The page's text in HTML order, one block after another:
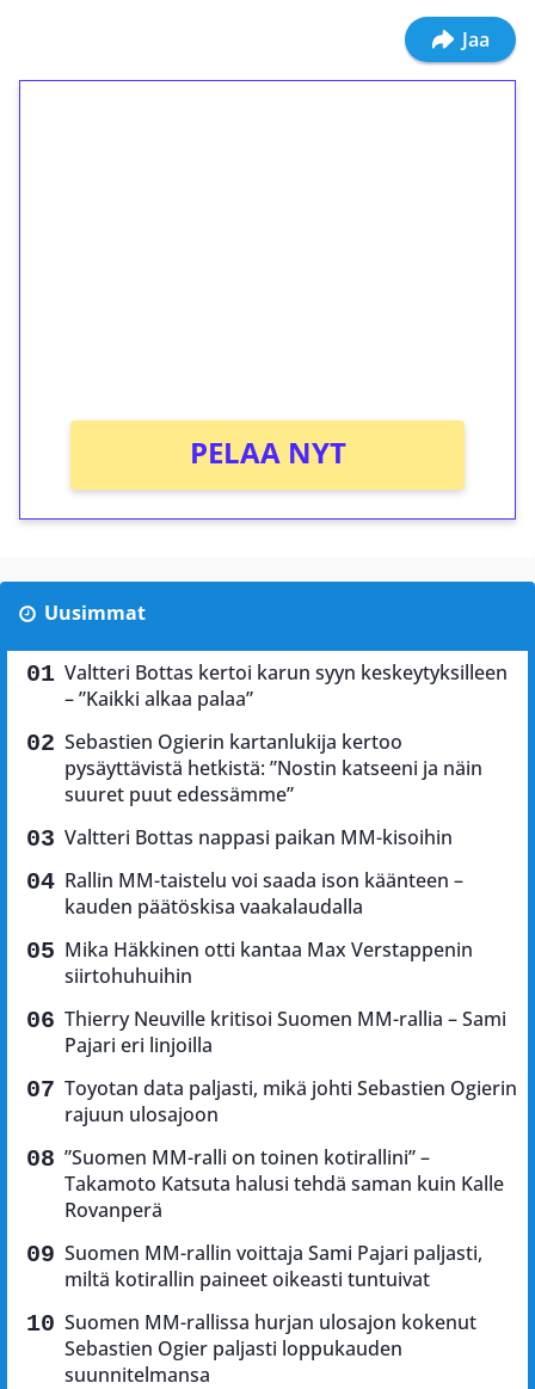
Jaa
PELAA NYT
Uusimmat
Valtteri Bottas kertoi karun syyn keskeytyksilleen
– ”Kaikki alkaa palaa”
Sebastien Ogierin kartanlukija kertoo
pysäyttävistä hetkistä: ”Nostin katseeni ja näin
suuret puut edessämme”
Valtteri Bottas nappasi paikan MM-kisoihin
Rallin MM-taistelu voi saada ison käänteen –
kauden päätöskisa vaakalaudalla
Mika Häkkinen otti kantaa Max Verstappenin
siirtohuhuihin
Thierry Neuville kritisoi Suomen MM-rallia – Sami
Pajari eri linjoilla
Toyotan data paljasti, mikä johti Sebastien Ogierin
rajuun ulosajoon
”Suomen MM-ralli on toinen kotirallini” –
Takamoto Katsuta halusi tehdä saman kuin Kalle
Rovanperä
Suomen MM-rallin voittaja Sami Pajari paljasti,
miltä kotirallin paineet oikeasti tuntuivat
Suomen MM-rallissa hurjan ulosajon kokenut
Sebastien Ogier paljasti loppukauden
suunnitelmansa